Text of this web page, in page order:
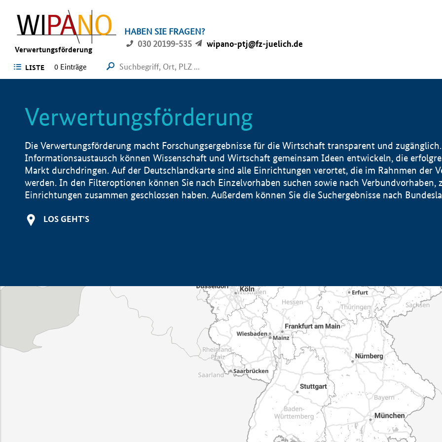
Verwertungsförderung
HABEN SIE FRAGEN?
030 20199-535
wipano-ptj@fz-juelich.de
LISTE 0 Einträge
Verwertungsförderung
Die Verwertungsförderung macht Forschungsergebnisse für die Wirtschaft transparent und
Informationsaustausch können Wissenschaft und Wirtschaft gemeinsam Ideen entwickeln, die
Markt durchdringen. Auf der Deutschlandkarte sind alle Einrichtungen verortet, die im Rahnmen der
werden. In den Filteroptionen können Sie nach Einzelvorhaben suchen sowie nach Verbundvorhaben,
Einrichtungen zusammen geschlossen haben. Außerdem können Sie die Suchergebnisse nach
LOS GEHT'S